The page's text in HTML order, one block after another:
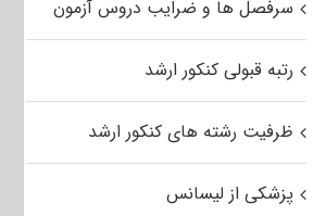
سرفصل ها و ضرایب دروس آزمون
رتبه قبولی کنکور ارشد
ظرفیت رشته های کنکور ارشد
پزشکی از لیسانس